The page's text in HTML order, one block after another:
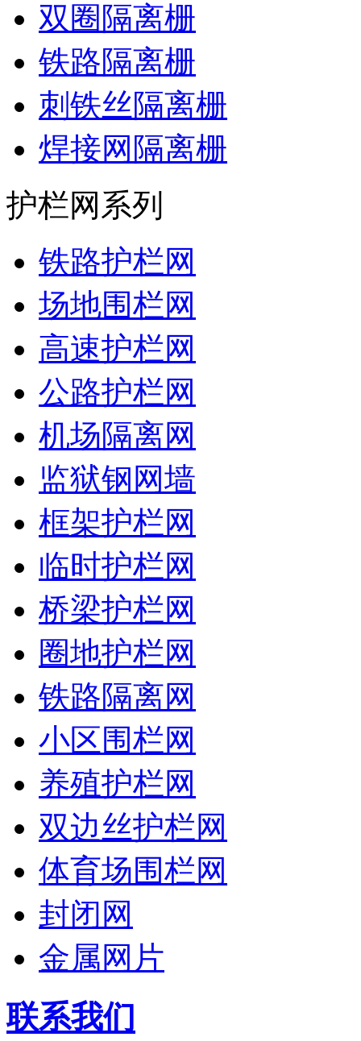
双圈隔离栅
铁路隔离栅
刺铁丝隔离栅
焊接网隔离栅
护栏网系列
铁路护栏网
场地围栏网
高速护栏网
公路护栏网
机场隔离网
监狱钢网墙
框架护栏网
临时护栏网
桥梁护栏网
圈地护栏网
铁路隔离网
小区围栏网
养殖护栏网
双边丝护栏网
体育场围栏网
封闭网
金属网片
联系我们